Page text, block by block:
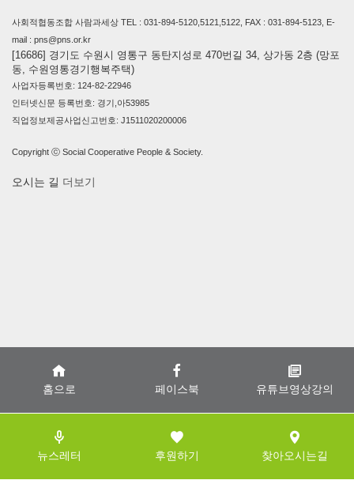
홈으로 페이스북 유튜브영상강의
뉴스레터 후원하기 찾아오시는길
사회적협동조합 사람과세상 TEL : 031-894-5120,5121,5122, FAX : 031-894-5123, E-
mail : pns@pns.or.kr
[16686] 경기도 수원시 영통구 동탄지성로 470번길 34, 상가동 2층 (망포
동, 수원영통경기행복주택)
사업자등록번호: 124-82-22946
인터넷신문 등록번호: 경기,아53985
직업정보제공사업신고번호: J1511020200006
Copyright ⓒ Social Cooperative People & Society.
오시는 길 더보기